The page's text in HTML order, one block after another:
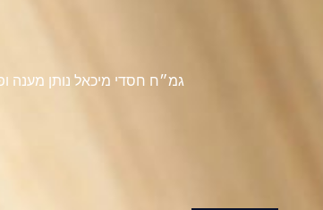
גמ״ח חסדי מיכאל נותן מענה